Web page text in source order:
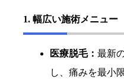
1. 幅広い施術メニュー
医療脱毛： 最新
し、痛みを最小